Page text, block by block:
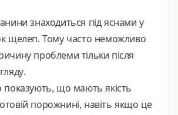
знаходиться під яснами у
щелеп. Тому часто неможливо
проблеми тільки після
показують, що мають якість
порожнині, навіть якщо це